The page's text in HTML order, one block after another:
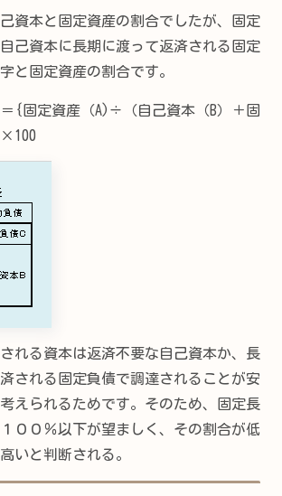
資本と固定資産の割合でしたが、固定
己資本に長期に渡って返済される固定
と固定資産の割合です。
{固定資産（A)÷（自己資本（B）＋固
れる資本は返済不要な自己資本か、長
される固定負債で調達されることが安
えられるためです。そのため、固定長
００％以下が望ましく、その割合が低
いと判断される。